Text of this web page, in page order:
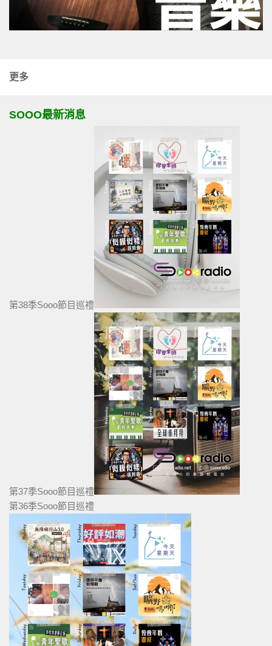
更多
SOOO最新消息
第38季Sooo節目巡禮
第37季Sooo節目巡禮
第36季Sooo節目巡禮